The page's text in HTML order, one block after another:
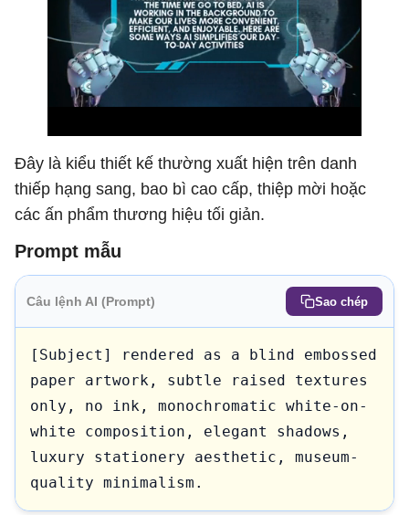
Đây là kiểu thiết kế thường xuất hiện trên danh
thiếp hạng sang, bao bì cao cấp, thiệp mời hoặc
các ấn phẩm thương hiệu tối giản.
Prompt mẫu
Câu lệnh AI (Prompt) Sao chép
[Subject] rendered as a blind embossed
paper artwork, subtle raised textures
only, no ink, monochromatic white-on-
white composition, elegant shadows,
luxury stationery aesthetic, museum-
quality minimalism.